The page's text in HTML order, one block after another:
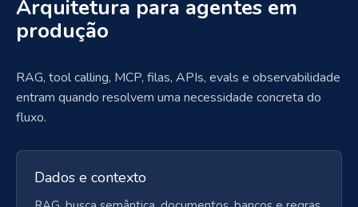
Arquitetura para agentes em
produção
RAG, tool calling, MCP, filas, APIs, evals e observabilidade
entram quando resolvem uma necessidade concreta do
fluxo.
Dados e contexto